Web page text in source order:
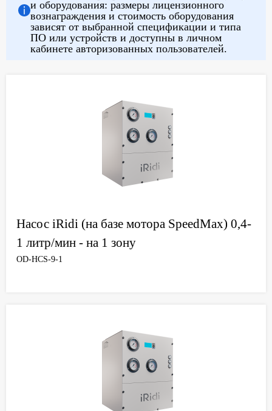
и оборудования: размеры лицензионного
вознаграждения и стоимость оборудования
зависят от выбранной спецификации и типа
ПО или устройств и доступны в личном
кабинете авторизованных пользователей.
Насос iRidi (на базе мотора SpeedMax) 0,4-
1 литр/мин - на 1 зону
OD-HCS-9-1